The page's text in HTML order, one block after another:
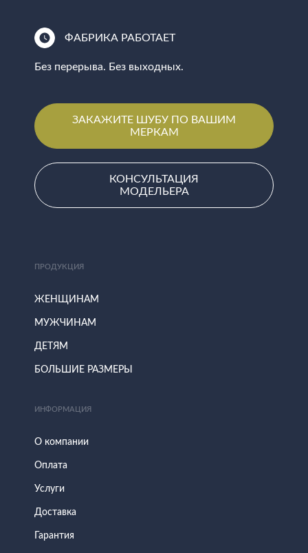
ФАБРИКА РАБОТАЕТ
Без перерыва. Без выходных.
ЗАКАЖИТЕ ШУБУ ПО ВАШИМ
МЕРКАМ
КОНСУЛЬТАЦИЯ
МОДЕЛЬЕРА
ПРОДУКЦИЯ
ЖЕНЩИНАМ
МУЖЧИНАМ
ДЕТЯМ
БОЛЬШИЕ РАЗМЕРЫ
ИНФОРМАЦИЯ
О компании
Оплата
Услуги
Доставка
Гарантия